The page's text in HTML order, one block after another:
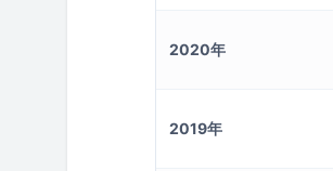
2020年
2019年